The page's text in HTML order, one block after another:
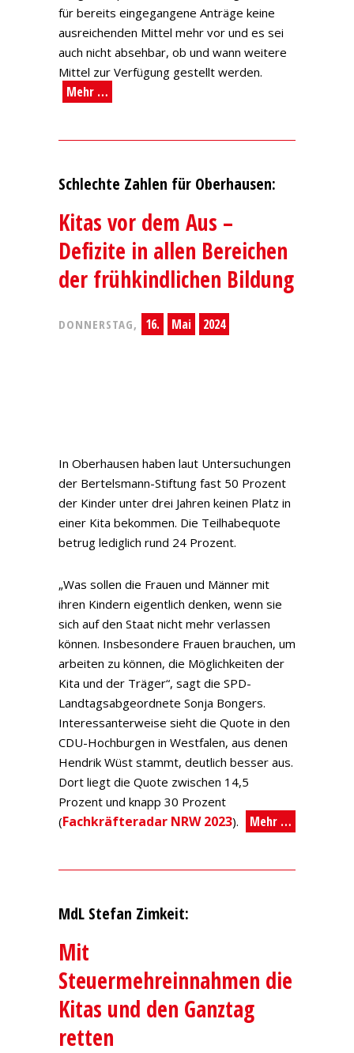
für bereits eingegangene Anträge keine
ausreichenden Mittel mehr vor und es sei
auch nicht absehbar, ob und wann weitere
Mittel zur Verfügung gestellt werden.
Mehr …
Schlechte Zahlen für Oberhausen:
Kitas vor dem Aus –
Defizite in allen Bereichen
der frühkindlichen Bildung
DONNERSTAG, 16. Mai 2024
In Oberhausen haben laut Untersuchungen
der Bertelsmann-Stiftung fast 50 Prozent
der Kinder unter drei Jahren keinen Platz in
einer Kita bekommen. Die Teilhabequote
betrug lediglich rund 24 Prozent.
„Was sollen die Frauen und Männer mit
ihren Kindern eigentlich denken, wenn sie
sich auf den Staat nicht mehr verlassen
können. Insbesondere Frauen brauchen, um
arbeiten zu können, die Möglichkeiten der
Kita und der Träger“, sagt die SPD-
Landtagsabgeordnete Sonja Bongers.
Interessanterweise sieht die Quote in den
CDU-Hochburgen in Westfalen, aus denen
Hendrik Wüst stammt, deutlich besser aus.
Dort liegt die Quote zwischen 14,5
Prozent und knapp 30 Prozent
(Fachkräfteradar NRW 2023). Mehr …
MdL Stefan Zimkeit:
Mit
Steuermehreinnahmen die
Kitas und den Ganztag
retten